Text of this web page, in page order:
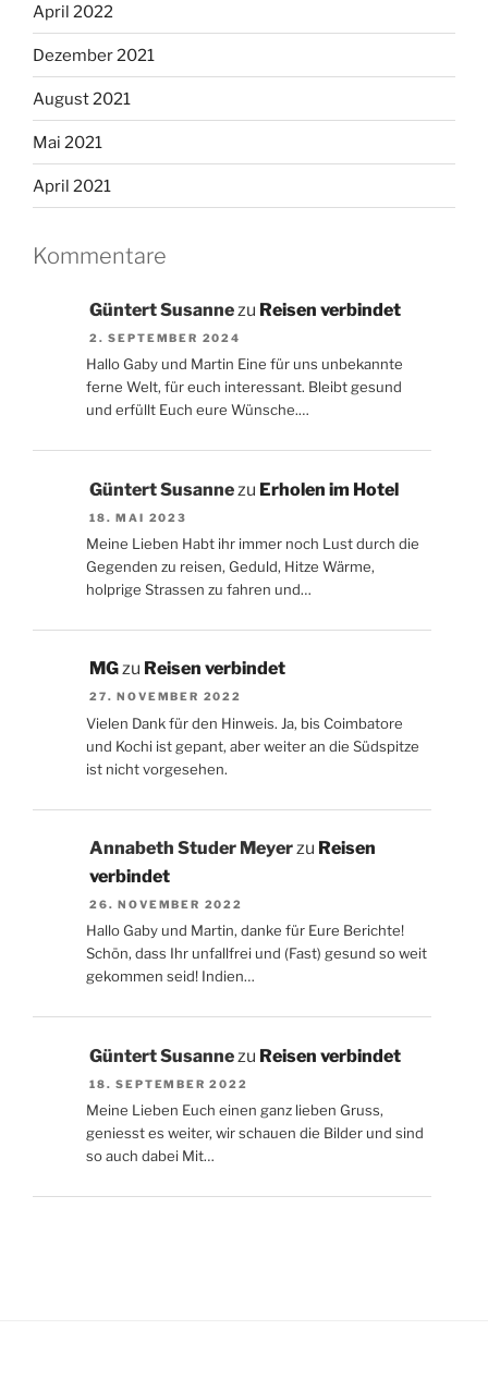
April 2022
Dezember 2021
August 2021
Mai 2021
April 2021
Kommentare
Güntert Susanne zu Reisen verbindet
2. SEPTEMBER 2024
Hallo Gaby und Martin Eine für uns unbekannte
ferne Welt, für euch interessant. Bleibt gesund
und erfüllt Euch eure Wünsche.…
Güntert Susanne zu Erholen im Hotel
18. MAI 2023
Meine Lieben Habt ihr immer noch Lust durch die
Gegenden zu reisen, Geduld, Hitze Wärme,
holprige Strassen zu fahren und…
MGzu Reisen verbindet
27. NOVEMBER 2022
Vielen Dank für den Hinweis. Ja, bis Coimbatore
und Kochi ist gepant, aber weiter an die Südspitze
ist nicht vorgesehen.
Annabeth Studer Meyerzu Reisen
verbindet
26. NOVEMBER 2022
Hallo Gaby und Martin, danke für Eure Berichte!
Schön, dass Ihr unfallfrei und (Fast) gesund so weit
gekommen seid! Indien…
Güntert Susannezu Reisen verbindet
18. SEPTEMBER 2022
Meine Lieben Euch einen ganz lieben Gruss,
geniesst es weiter, wir schauen die Bilder und sind
so auch dabei Mit…